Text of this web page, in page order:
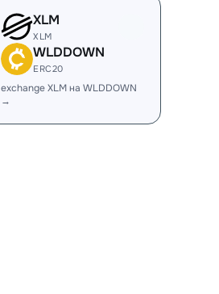
XLM
XLM
WLDDOWN
ERC20
exchange XLM на WLDDOWN
→